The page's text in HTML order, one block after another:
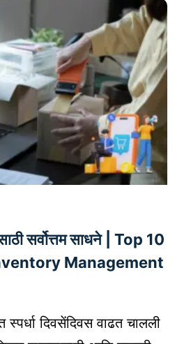
सर्वोत्तम साधने | Top 10
Management
स्पर्धा दिवसेंदिवस वाढत चालली